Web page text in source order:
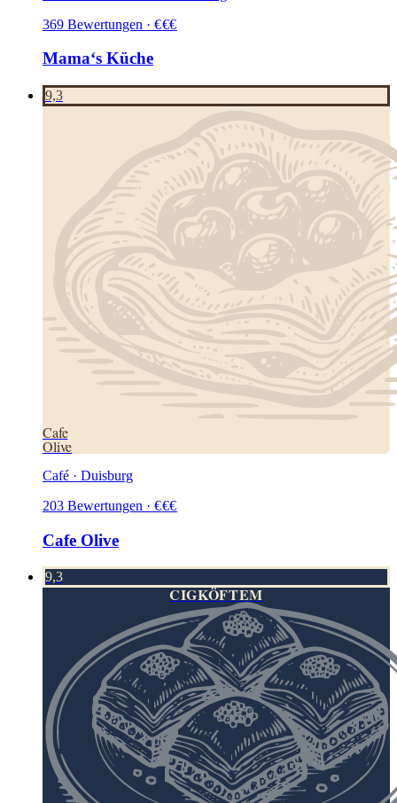
369 Bewertungen · €€€
Mama‘s Küche
9,3
Cafe
Olive
Café · Duisburg
203 Bewertungen · €€€
Cafe Olive
9,3
CIGKÖFTEM